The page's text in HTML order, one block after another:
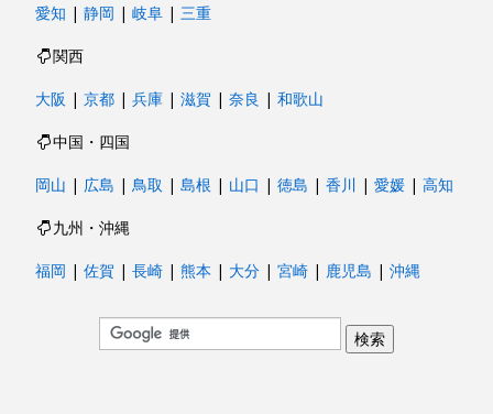
愛知 | 静岡 | 岐阜 | 三重
関西
大阪 | 京都 | 兵庫 | 滋賀 | 奈良 | 和歌山
中国・四国
岡山 | 広島 | 鳥取 | 島根 | 山口 | 徳島 | 香川 | 愛媛 | 高知
九州・沖縄
福岡 | 佐賀 | 長崎 | 熊本 | 大分 | 宮崎 | 鹿児島 | 沖縄